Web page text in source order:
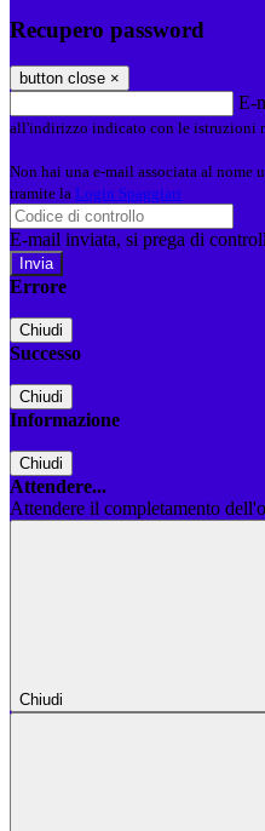
Recupero password
button close ×
E-
all'indirizzo indicato con le istruzioni
Non hai una e-mail associata al nome
tramite la Login Spaggiari
E-mail inviata, si prega di
Errore
Chiudi
Successo
Chiudi
Informazione
Chiudi
Attendere...
Attendere il completamento
Chiudi